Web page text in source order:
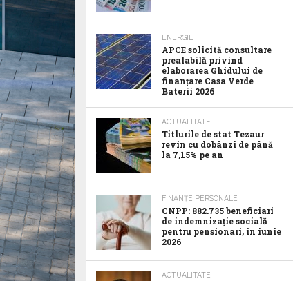
ENERGIE
APCE solicită consultare
prealabilă privind
elaborarea Ghidului de
finanțare Casa Verde
Baterii 2026
ACTUALITATE
Titlurile de stat Tezaur
revin cu dobânzi de până
la 7,15% pe an
FINANȚE PERSONALE
CNPP: 882.735 beneficiari
de indemnizație socială
pentru pensionari, în iunie
2026
ACTUALITATE